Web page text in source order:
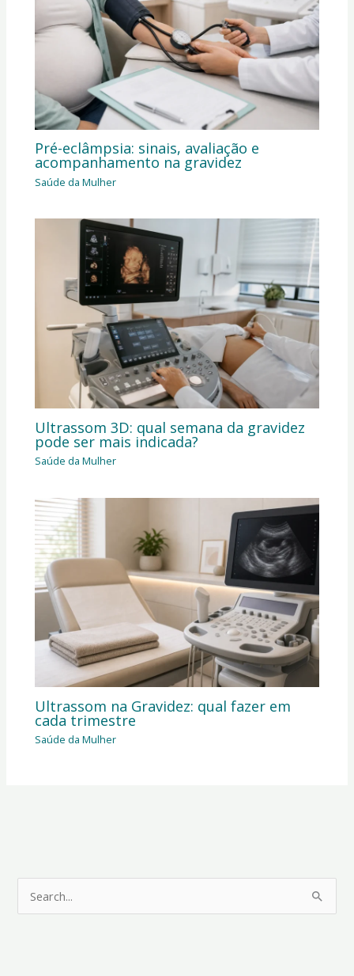
Pré-eclâmpsia: sinais, avaliação e
acompanhamento na gravidez
Saúde da Mulher
Ultrassom 3D: qual semana da gravidez
pode ser mais indicada?
Saúde da Mulher
Ultrassom na Gravidez: qual fazer em
cada trimestre
Saúde da Mulher